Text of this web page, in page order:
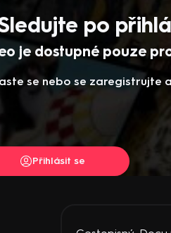
je dostupné pouze
po
se nebo se zaregistrujte
Přihlásit se